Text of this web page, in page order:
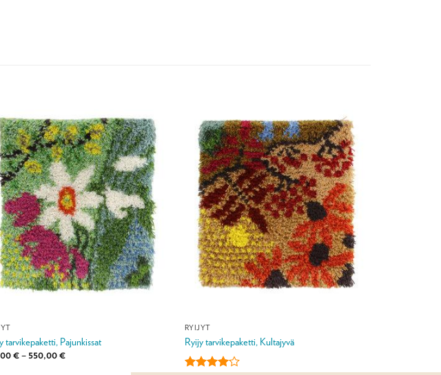
tarvikepaketti, Pajunkissat
€– 550,00€Hintaluokka:
RYIJYT
Ryijy tarvikepaketti, Kultajyvä